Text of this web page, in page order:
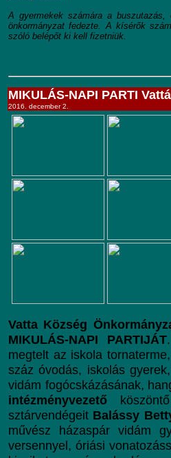
A gyermekek számára a
önkormányzat fedezte. A kísérők
szóló belépőt ki kell fizetniük.
MIKULÁS-NAPI PARTI
2016. december 2.
Vatta Község
MIKULÁS-NAPI PARTIJÁT
megtelt az iskola
száz óvodás, iskolás
vidám fogócskázásának,
intézményvezető
sztárvendégeit Balássy
művész házaspár vidám
versennyel, óriási